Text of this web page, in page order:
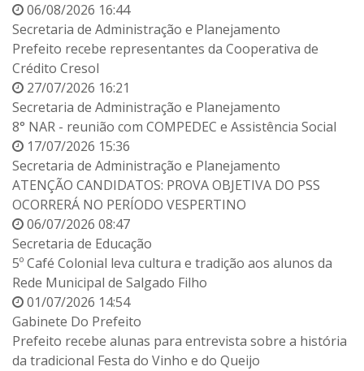
06/08/2026 16:44
Secretaria de Administração e Planejamento
Prefeito recebe representantes da Cooperativa de
Crédito Cresol
27/07/2026 16:21
Secretaria de Administração e Planejamento
8° NAR - reunião com COMPEDEC e Assistência Social
17/07/2026 15:36
Secretaria de Administração e Planejamento
ATENÇÃO CANDIDATOS: PROVA OBJETIVA DO PSS
OCORRERÁ NO PERÍODO VESPERTINO
06/07/2026 08:47
Secretaria de Educação
5º Café Colonial leva cultura e tradição aos alunos da
Rede Municipal de Salgado Filho
01/07/2026 14:54
Gabinete Do Prefeito
Prefeito recebe alunas para entrevista sobre a história
da tradicional Festa do Vinho e do Queijo